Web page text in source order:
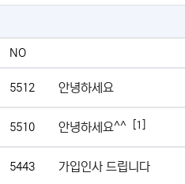
NO
5512 안녕하세요
5510 안녕하세요^^ [1]
5443 가입인사 드립니다